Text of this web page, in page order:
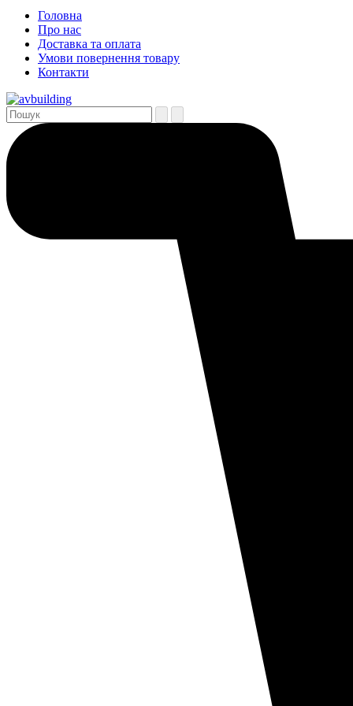
Головна
Про нас
Доставка та оплата
Умови повернення товару
Контакти